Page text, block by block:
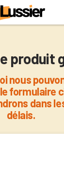
produit
nous
formulaire
dans
délais.